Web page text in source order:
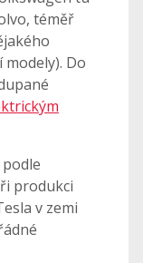
téměř
Do
produkci
v zemi